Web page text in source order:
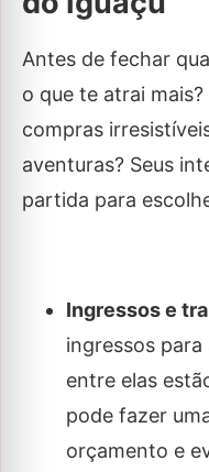
Antes de fechar
o que te atrai
compras
aventuras? Seus
partida para
Ingressos e
ingressos
entre elas
pode fazer
orçamento e